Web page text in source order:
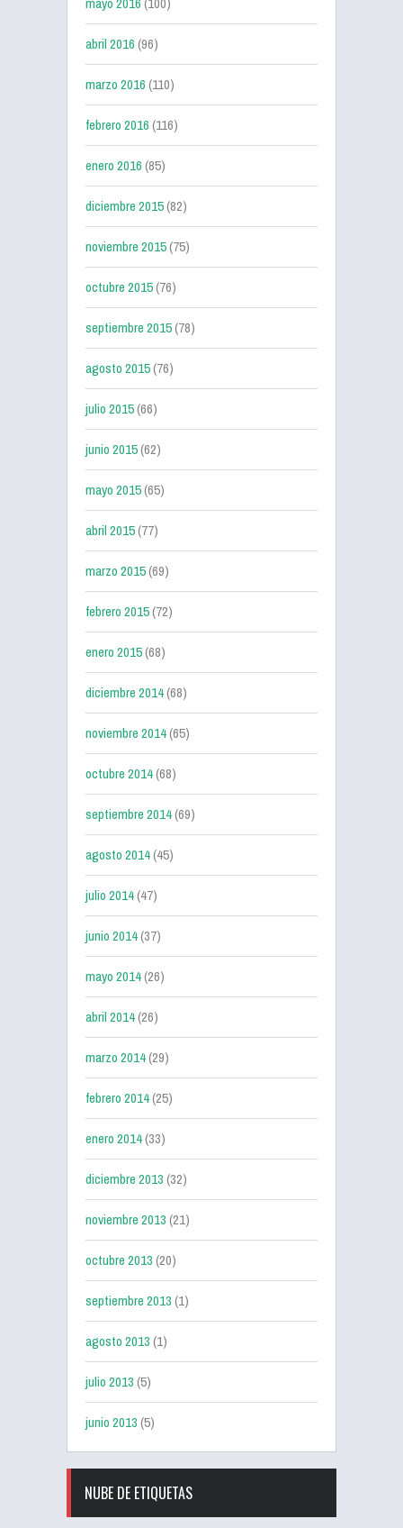
abril 2016(96)
marzo 2016(110)
febrero 2016(116)
enero 2016(85)
diciembre 2015(82)
noviembre 2015(75)
octubre 2015(76)
septiembre 2015(78)
agosto 2015(76)
julio 2015(66)
junio 2015(62)
mayo 2015(65)
abril 2015(77)
marzo 2015(69)
febrero 2015(72)
enero 2015(68)
diciembre 2014(68)
noviembre 2014(65)
octubre 2014(68)
septiembre 2014(69)
agosto 2014(45)
julio 2014(47)
junio 2014(37)
mayo 2014(26)
abril 2014(26)
marzo 2014(29)
febrero 2014(25)
enero 2014(33)
diciembre 2013(32)
noviembre 2013(21)
octubre 2013(20)
septiembre 2013(1)
agosto 2013(1)
julio 2013(5)
junio 2013(5)
NUBE DE ETIQUETAS